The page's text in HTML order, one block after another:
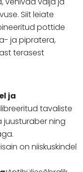
Siit leiate
pottide
ja pipratera,
terasest
ja
tavaliste
juusturaber ning
on niiskuskindel